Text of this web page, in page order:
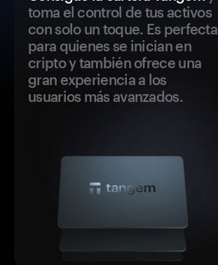
toma el control de tus activos
con solo un toque. Es perfecta
para quienes se inician en
cripto y también ofrece una
gran experiencia a los
usuarios más avanzados.